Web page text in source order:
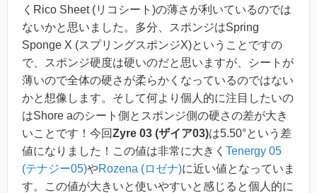
くRico Sheet (リコシート)の薄さが利いているのでは
ないかと思いました。多分、スポンジはSpring
Sponge X (スプリングスポンジX)ということですの
で、スポンジ硬度は硬いのだと思いますが、シートが
薄いので全体の硬さが柔らかくなっているのではない
かと想像します。そして何より個人的に注目したいの
はShore aのシート側とスポンジ側の硬さの差が大き
いことです！今回Zyre 03 (ザイア03)は5.50°という差
値になりました！この値は非常に大きく Tenergy 05
(テナジー05)やRozena (ロゼナ)に近い値となっていま
す。この値が大きいと使いやすいと感じると個人的に